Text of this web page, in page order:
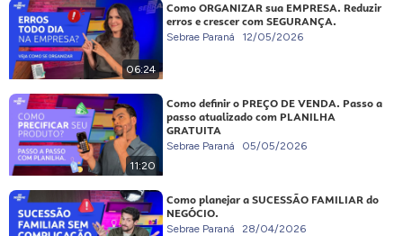
06:24
Como ORGANIZAR sua EMPRESA. Reduzir
erros e crescer com SEGURANÇA.
Sebrae Paraná 12/05/2026
11:20
Como definir o PREÇO DE VENDA. Passo a
passo atualizado com PLANILHA
GRATUITA
Sebrae Paraná 05/05/2026
Como planejar a SUCESSÃO FAMILIAR do
NEGÓCIO.
Sebrae Paraná 28/04/2026